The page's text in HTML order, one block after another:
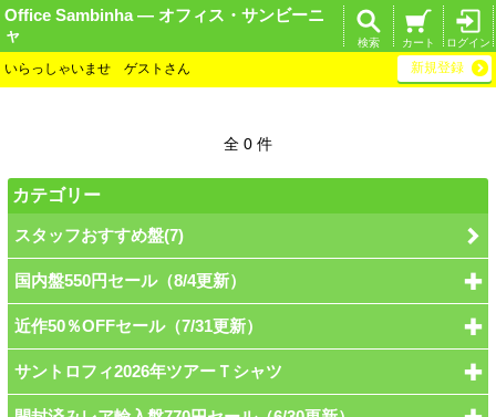
Office Sambinha ― オフィス・サンビーニ
ャ
ログイン
カート
検索
いらっしゃいませ ゲストさん 新規登録
全 0 件
カテゴリー
スタッフおすすめ盤(7)
国内盤550円セール（8/4更新）
近作50％OFFセール（7/31更新）
サントロフィ2026年ツアーＴシャツ